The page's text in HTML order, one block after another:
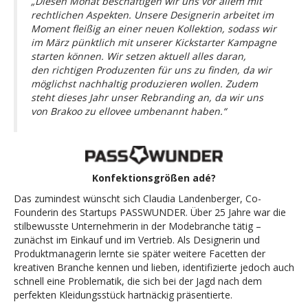
rechtlichen Aspekten. Unsere Designerin arbeitet im
Moment fleißig an einer neuen Kollektion, sodass wir
im März pünktlich mit unserer Kickstarter Kampagne
starten können. Wir setzen aktuell alles daran,
den richtigen Produzenten für uns zu finden, da wir
möglichst nachhaltig produzieren wollen. Zudem
steht dieses Jahr unser Rebranding an, da wir uns
von Brakoo zu ellovee umbenannt haben.“
Konfektionsgrößen adé?
Das zumindest wünscht sich Claudia Landenberger, Co-
Founderin des Startups PASSWUNDER. Über 25 Jahre war die
stilbewusste Unternehmerin in der Modebranche tätig –
zunächst im Einkauf und im Vertrieb. Als Designerin und
Produktmanagerin lernte sie später weitere Facetten der
kreativen Branche kennen und lieben, identifizierte jedoch auch
schnell eine Problematik, die sich bei der Jagd nach dem
perfekten Kleidungsstück hartnäckig präsentierte.